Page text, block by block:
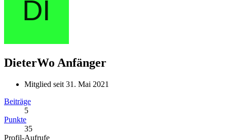
DieterWo Anfänger
Mitglied seit 31. Mai 2021
Beiträge
5
Punkte
35
Profil-Aufrufe